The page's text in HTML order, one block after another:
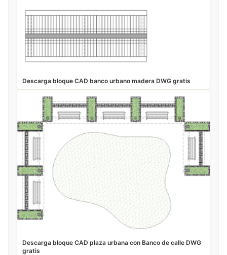
Descarga bloque CAD banco urbano madera DWG gratis
Descarga bloque CAD plaza urbana con Banco de calle DWG
gratis